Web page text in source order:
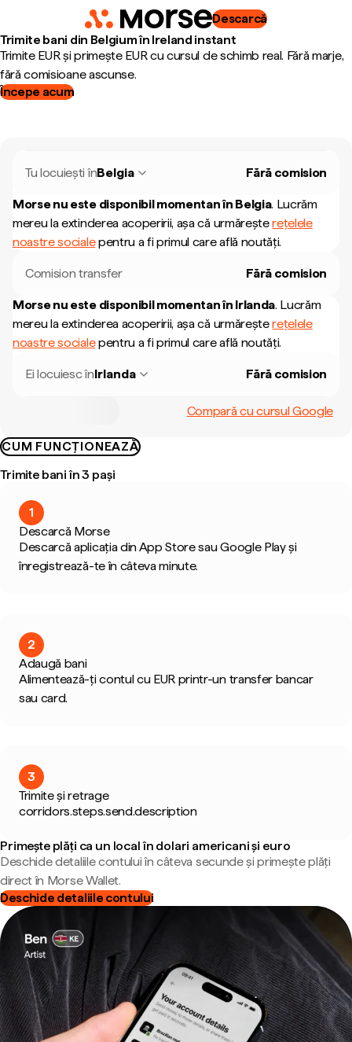
Descarcă
Trimite bani din Belgium în Ireland instant
Trimite EUR și primește EUR cu cursul de schimb real. Fără marje,
fără comisioane ascunse.
Începe acum
Tu locuiești înBelgia Fără comision
Morse nu este disponibil momentan în Belgia. Lucrăm
mereu la extinderea acoperirii, așa că urmăreșterețelele
noastre socialepentru a fi primul care află noutăți.
Comision transfer Fără comision
Morse nu este disponibil momentan în Irlanda. Lucrăm
mereu la extinderea acoperirii, așa că urmăreșterețelele
noastre socialepentru a fi primul care află noutăți.
Ei locuiesc înIrlanda Fără comision
Compară cu cursul Google
CUM FUNCȚIONEAZĂ
Trimite bani în 3 pași
1
Descarcă Morse
Descarcă aplicația din App Store sau Google Play și
înregistrează-te în câteva minute.
2
Adaugă bani
Alimentează-ți contul cu EUR printr-un transfer bancar
sau card.
3
Trimite și retrage
corridors.steps.send.description
Primește plăți ca un local în dolari americani și euro
Deschide detaliile contului în câteva secunde și primește plăți
direct în Morse Wallet.
Deschide detaliile contului